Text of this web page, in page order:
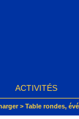
ACTIVITÉS
> Table rondes,